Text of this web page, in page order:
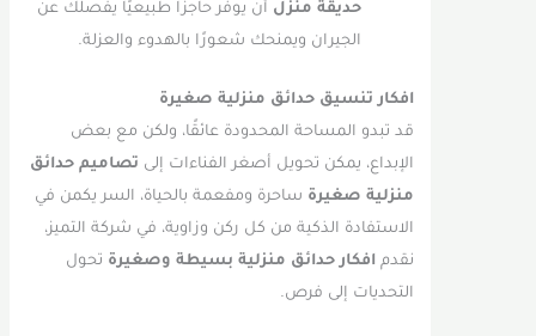
حديقة منزلأن يوفر حاجزًا طبيعيًا يفصلك عن
الجيران ويمنحك شعورًا بالهدوء والعزلة.
افكار تنسيق حدائق منزلية صغيرة
قد تبدو المساحة المحدودة عائقًا، ولكن مع بعض
الإبداع، يمكن تحويل أصغر الفناءات إلىتصاميم حدائق
منزلية صغيرةساحرة ومفعمة بالحياة، السر يكمن في
الاستفادة الذكية من كل ركن وزاوية، في شركة التميز،
افكار حدائق منزلية بسيطة وصغيرةتحول
التحديات إلى فرص.